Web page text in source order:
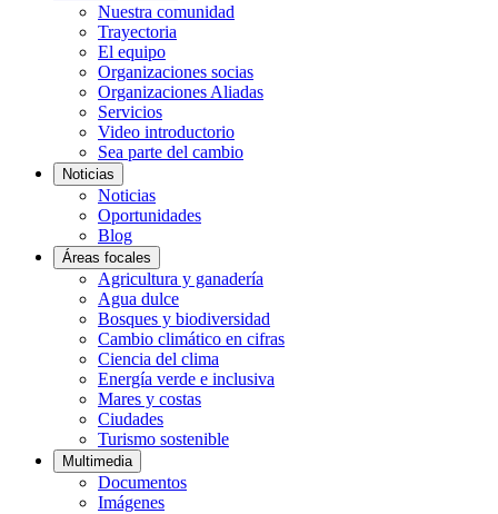
Nuestra comunidad
Trayectoria
El equipo
Organizaciones socias
Organizaciones Aliadas
Servicios
Video introductorio
Sea parte del cambio
Noticias
Noticias
Oportunidades
Blog
Áreas focales
Agricultura y ganadería
Agua dulce
Bosques y biodiversidad
Cambio climático en cifras
Ciencia del clima
Energía verde e inclusiva
Mares y costas
Ciudades
Turismo sostenible
Multimedia
Documentos
Imágenes